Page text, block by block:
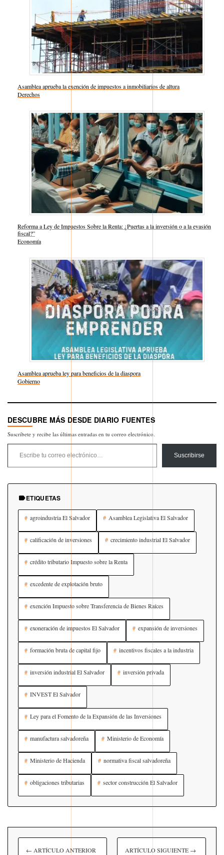
Asamblea aprueba la exención de impuestos a inmobiliarios de altura
Respecto a
Derechos
Reforma a Ley de Impuestos Sobre la Renta: ¿Puertas a la inversión o a la evasión
fiscal?”
Respecto a
Economía
Asamblea aprueba ley para beneficios de la diaspora
Respecto a
Gobierno
DESCUBRE MÁS DESDE DIARIO FUENTES
Suscríbete y recibe las últimas entradas en tu correo electrónico.
Escribe tu correo electrónico…
Suscribirse
ETIQUETAS
agroindustria El Salvador Asamblea Legislativa El Salvador
calificación de inversiones crecimiento industrial El Salvador
crédito tributario Impuesto sobre la Renta
excedente de explotación bruto
exención Impuesto sobre Transferencia de Bienes Raíces
exoneración de impuestos El Salvador expansión de inversiones
formación bruta de capital fijo incentivos fiscales a la industria
inversión industrial El Salvador inversión privada
INVEST El Salvador
Ley para el Fomento de la Expansión de las Inversiones
manufactura salvadoreña Ministerio de Economía
Ministerio de Hacienda normativa fiscal salvadoreña
obligaciones tributarias sector construcción El Salvador
← ARTÍCULO ANTERIOR ARTÍCULO SIGUIENTE →